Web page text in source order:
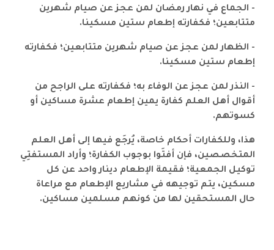
- الجماع في نهار رمضان لمن عجز عن صيام شهرين
متتابعين؛ فكفارته إطعام ستين مسكينا.
- الظهار لمن عجز عن صيام شهرين متتابعين؛ فكفارته
إطعام ستين مسكينا.
- النذر لمن عجز عن الوفاء به؛ فكفارته على الراجح من
أقوال أهل العلم كفارة يمين إطعام عشرة مساكين أو
كسوتهم.
هذا، وللكفارات أحكام خاصة، يُرجَع فيها إلى أهل العلم
المتخصصين، فإن أفتَوا بوجوب الكفارة؛ وأراد المستفتِي
توكيل الجمعية؛ فقيمة الإطعام دينار واحد عن كل
مسكين، يتم توجيهه في مشاريع الإطعام مع مراعاة
حال المستحقين لها من كونهم مسلمين مساكين.